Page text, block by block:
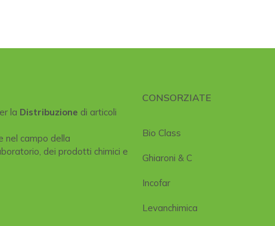
la Distribuzione di articoli
nel campo della
dei prodotti chimici e
CONSORZIATE
Bio Class
Ghiaroni & C
Incofar
Levanchimica